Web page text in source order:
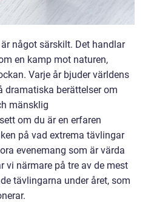
något särskilt. Det handlar
en kamp mot naturen,
Varje år bjuder världens
dramatiska berättelser om
mänsklig
om du är en erfaren
på vad extrema tävlingar
evenemang som är värda
vi närmare på tre av de mest
tävlingarna under året, som